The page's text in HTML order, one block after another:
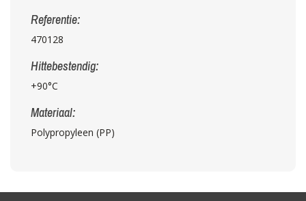
Referentie:
470128
Hittebestendig:
+90°C
Materiaal:
Polypropyleen (PP)